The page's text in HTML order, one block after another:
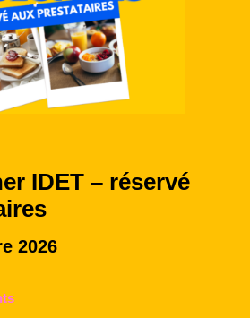
IDET – réservé
2026